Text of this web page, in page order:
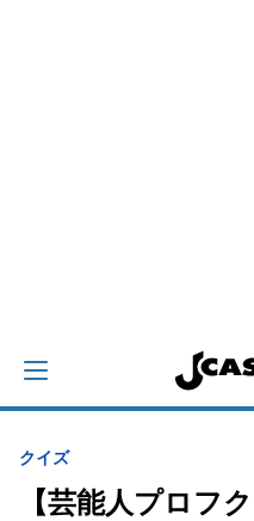
クイズ
【芸能人プロフ